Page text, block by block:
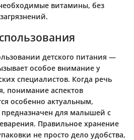
витамины, без
детского питания —
особое внимание у
специалистов. Когда речь
понимание аспектов
особенно актуальным,
предназначен для малышей с
Правильное хранение
не просто дело удобства,